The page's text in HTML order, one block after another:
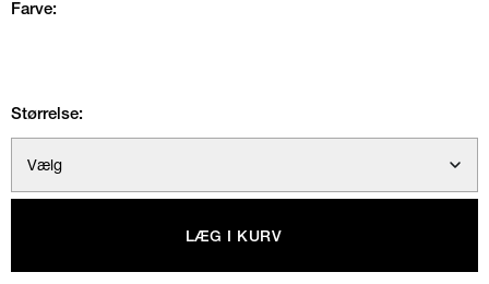
Farve:
Størrelse:
Vælg
LÆG I KURV